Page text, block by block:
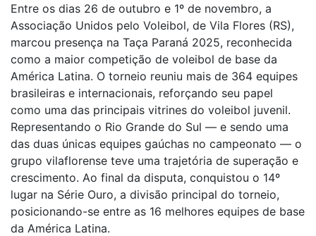
Entre os dias 26 de outubro e 1º de novembro, a
Associação Unidos pelo Voleibol, de Vila Flores (RS),
marcou presença na Taça Paraná 2025, reconhecida
como a maior competição de voleibol de base da
América Latina. O torneio reuniu mais de 364 equipes
brasileiras e internacionais, reforçando seu papel
como uma das principais vitrines do voleibol juvenil.
Representando o Rio Grande do Sul — e sendo uma
das duas únicas equipes gaúchas no campeonato — o
grupo vilaflorense teve uma trajetória de superação e
crescimento. Ao final da disputa, conquistou o 14º
lugar na Série Ouro, a divisão principal do torneio,
posicionando-se entre as 16 melhores equipes de base
da América Latina.